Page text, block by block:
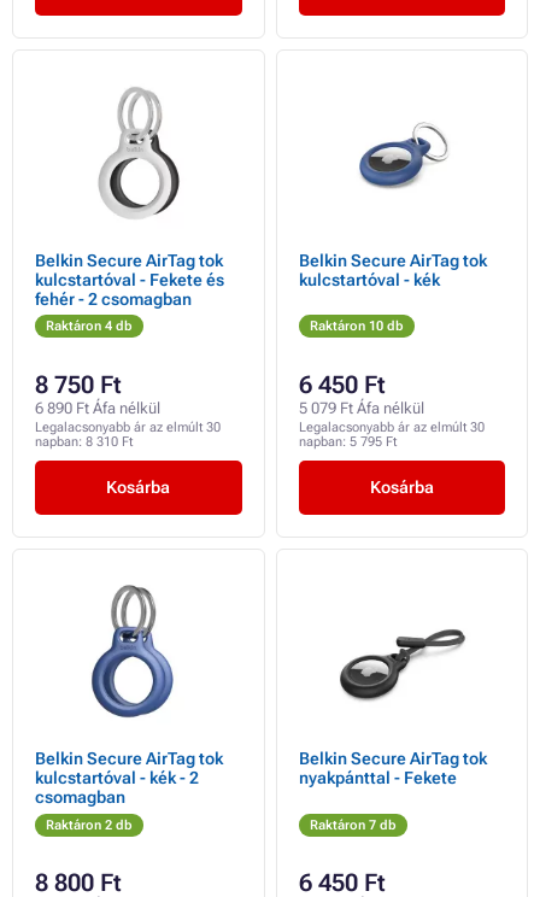
Belkin Secure AirTag tok
kulcstartóval - Fekete és
fehér - 2 csomagban
Raktáron 4 db
8 750 Ft
6 890 Ft Áfa nélkül
Legalacsonyabb ár az elmúlt 30
napban: 8 310 Ft
Kosárba
Belkin Secure AirTag tok
kulcstartóval - kék
Raktáron 10 db
6 450 Ft
5 079 Ft Áfa nélkül
Legalacsonyabb ár az elmúlt 30
napban: 5 795 Ft
Kosárba
Belkin Secure AirTag tok
kulcstartóval - kék - 2
csomagban
Raktáron 2 db
8 800 Ft
Belkin Secure AirTag tok
nyakpánttal - Fekete
Raktáron 7 db
6 450 Ft